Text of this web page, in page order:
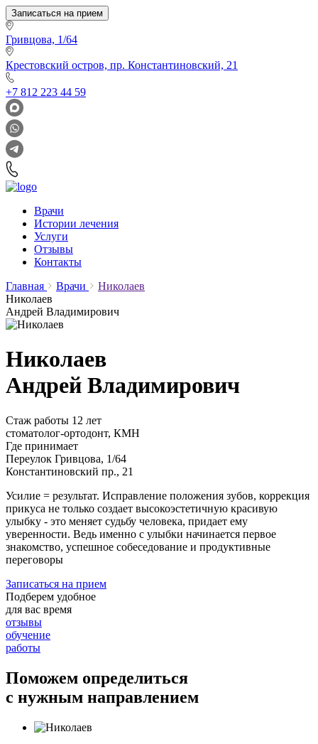
Записаться на прием
Гривцова, 1/64
Крестовский остров, пр. Константиновский, 21
+7 812 223 44 59
Врачи
Истории лечения
Услуги
Отзывы
Контакты
Главная
Врачи
Николаев
Николаев
Андрей Владимирович
Николаев
Андрей Владимирович
Стаж работы 12 лет
стоматолог-ортодонт, КМН
Где принимает
Переулок Гривцова, 1/64
Константиновский пр., 21
Усилие = результат. Исправление положения зубов, коррекция
прикуса не только создает высокоэстетичную красивую
улыбку - это меняет судьбу человека, придает ему
уверенности. Ведь именно с улыбки начинается первое
знакомство, успешное собеседование и продуктивные
переговоры
Записаться на прием
Подберем удобное
для вас время
отзывы
обучение
работы
Поможем определиться
с нужным направлением